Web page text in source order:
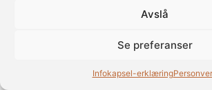
Avslå
Se preferanser
Infokapsel-erklæring